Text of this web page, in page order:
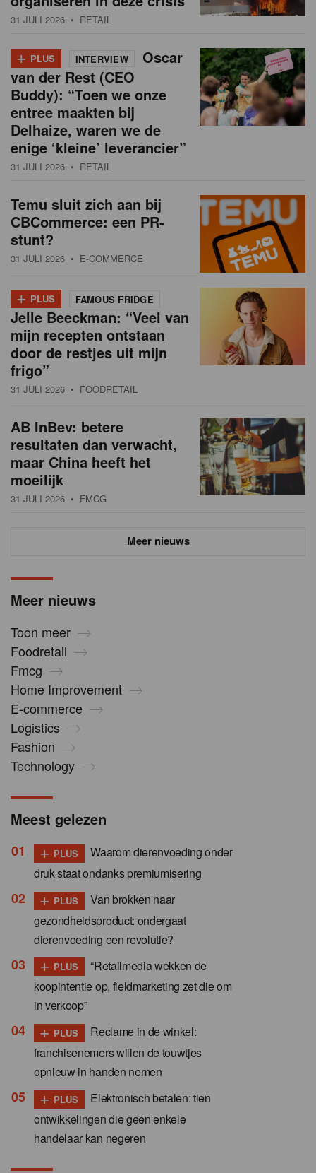
Meer nieuws
Toon meer
Foodretail
Fmcg
Home Improvement
E-commerce
Logistics
Fashion
Technology
31 JULI 2026 • RETAIL
+ PLUS INTERVIEW
Oscar
van der Rest (CEO
Buddy): “Toen we onze
entree maakten bij
Delhaize, waren we de
enige ‘kleine’ leverancier”
31 JULI 2026 • RETAIL
Temu sluit zich aan bij
CBCommerce: een PR-
stunt?
31 JULI 2026 • E-COMMERCE
+ PLUS FAMOUS FRIDGE
Jelle Beeckman: “Veel van
mijn recepten ontstaan
door de restjes uit mijn
frigo”
31 JULI 2026 • FOODRETAIL
AB InBev: betere
resultaten dan verwacht,
maar China heeft het
moeilijk
31 JULI 2026 • FMCG
Meer nieuws
Meest gelezen
+ PLUS
Waarom dierenvoeding onder
druk staat ondanks premiumisering
+ PLUS
Van brokken naar
gezondheidsproduct: ondergaat
dierenvoeding een revolutie?
+ PLUS
“Retailmedia wekken de
koopintentie op, fieldmarketing zet die om
in verkoop”
+ PLUS
Reclame in de winkel:
franchisenemers willen de touwtjes
opnieuw in handen nemen
+ PLUS
Elektronisch betalen: tien
ontwikkelingen die geen enkele
handelaar kan negeren